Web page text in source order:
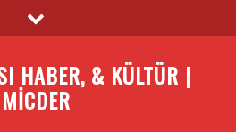
HABER, & KÜLTÜR |
MICDER